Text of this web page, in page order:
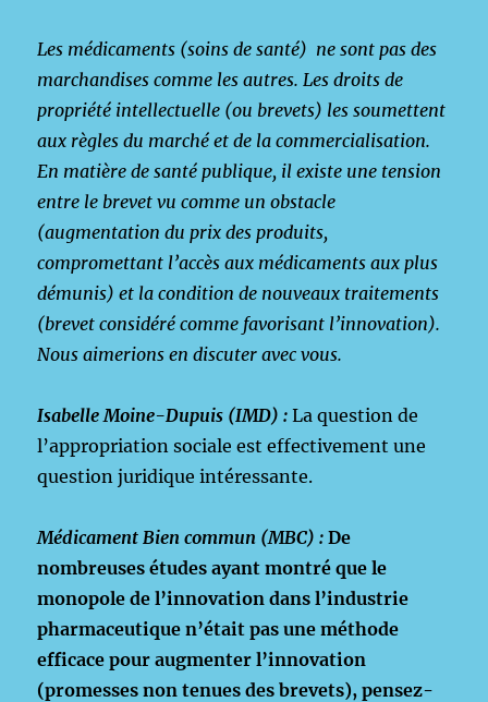
Les médicaments (soins de santé) ne sont pas des
marchandises comme les autres. Les droits de
propriété intellectuelle (ou brevets) les soumettent
aux règles du marché et de la commercialisation.
En matière de santé publique, il existe une tension
entre le brevet vu comme un obstacle
(augmentation du prix des produits,
compromettant l’accès aux médicaments aux plus
démunis) et la condition de nouveaux traitements
(brevet considéré comme favorisant l’innovation).
Nous aimerions en discuter avec vous.
Isabelle Moine-Dupuis (IMD) : La question de
l’appropriation sociale est effectivement une
question juridique intéressante.
Médicament Bien commun (MBC):De
nombreuses études ayant montré que le
monopole de l’innovation dans l’industrie
pharmaceutique n’était pas une méthode
efficace pour augmenter l’innovation
(promesses non tenues des brevets), pensez-